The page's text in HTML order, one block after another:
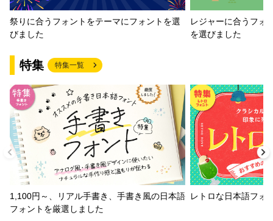
祭りに合うフォントをテーマにフォントを選
びました
レジャーに合うフォ
を選びました
特集 特集一覧
1,100円～、リアル手書き、手書き風の日本語
フォントを厳選しました
レトロな日本語フォ